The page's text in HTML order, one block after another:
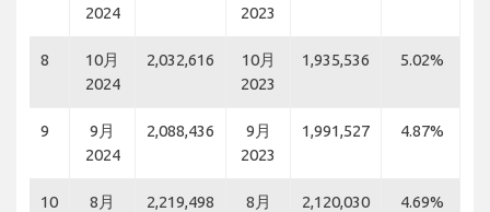
2024 2023
8
10月
2024
2,032,616
10月
2023
1,935,536 5.02%
9
9月
2024
2,088,436
9月
2023
1,991,527 4.87%
10
8月
2,219,498
8月
2,120,030 4.69%